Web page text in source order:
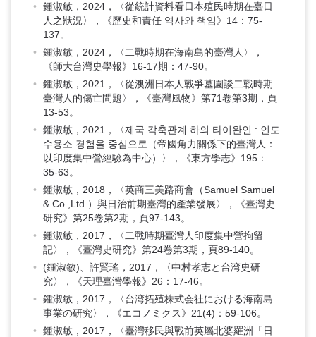
鍾淑敏，2024，〈從統計資料看日本殖民時期在臺日
人之狀況〉，《歷史和責任 역사와 책임》14：75-
137。
鍾淑敏，2024，〈二戰時期在海南島的臺灣人〉，
《師大台灣史學報》16-17期：47-90。
鍾淑敏，2021，〈從澳洲日本人戰爭墓園談二戰時期
臺灣人的傷亡問題〉，《臺灣風物》第71卷第3期，頁
13-53。
鍾淑敏，2021，〈제국 각축관계 하의 타이완인 : 인도
수용소 경험을 중심으로（帝國角力關係下的臺灣人：
以印度集中營經驗為中心）〉，《東方學志》195：
35-63。
鍾淑敏，2018，〈英商三美路商會（Samuel Samuel
& Co.,Ltd.）與日治前期臺灣的產業發展〉，《臺灣史
研究》第25卷第2期，頁97-143。
鍾淑敏，2017，〈二戰時期臺灣人印度集中營拘留
記〉，《臺灣史研究》第24卷第3期，頁89-140。
(鍾淑敏)、許賢瑤，2017，〈中村孝志と台湾史研
究〉，《天理臺灣學報》26：17-46。
鍾淑敏，2017，〈台湾拓殖株式会社における海南島
事業の研究〉，《エコノミクス》21(4)：59-106。
鍾淑敏，2017，〈臺灣移民與戰前英屬北婆羅洲「日